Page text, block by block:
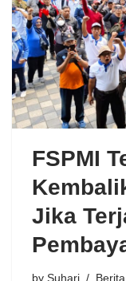
FSPMI
Jika
by Suhari Berita